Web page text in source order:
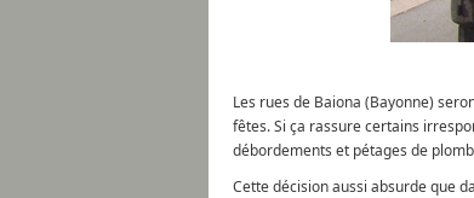
Les rues de Baiona (Bayonne)
fêtes. Si ça rassure certains
débordements et pétages de
Cette décision aussi absurde que